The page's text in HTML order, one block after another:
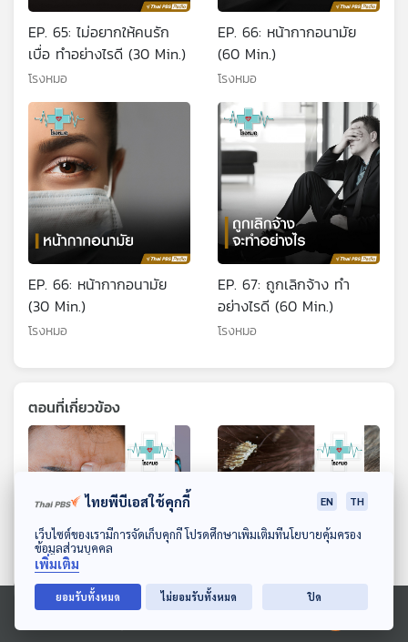
ดาวน์โหลด Thai PBS Podcast Application
Ⓒ 2020 องค์การกระจายเสียงและแพร่ภาพสาธารณะแห่งประเทศไทย
EP. 65: ไม่อยากให้คนรัก
เบื่อ ทำอย่างไรดี (30 Min.)
โรงหมอ
EP. 66: หน้ากากอนามัย
(60 Min.)
โรงหมอ
EP. 66: หน้ากากอนามัย
(30 Min.)
โรงหมอ
EP. 67: ถูกเลิกจ้าง ทำ
อย่างไรดี (60 Min.)
โรงหมอ
ตอนที่เกี่ยวข้อง
EP. 1233: ต้อลม ต้อกระจก
และปัญหาสายตาในเด็กเล็ก
EP. 1209: เคลียร์ชัด "โรค
หนังศีรษะ" รังแค ผมบาง
ไทยพีบีเอสใช้คุกกี้ EN TH
เว็บไซต์ของเรามีการจัดเก็บคุกกี้ โปรดศึกษาเพิ่มเติมที่นโยบายคุ้มครอง
ข้อมูลส่วนบุคคล
เพิ่มเติม
ยอมรับทั้งหมด ไม่ยอมรับทั้งหมด ปิด